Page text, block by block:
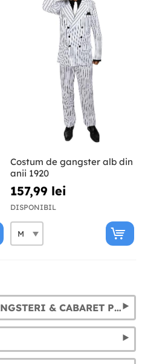
Costum de gangster alb din
anii 1920
157,99 lei
DISPONIBIL
COSTUME ANII 20: GANGSTERI & CABARET PENTRU FEMEIE